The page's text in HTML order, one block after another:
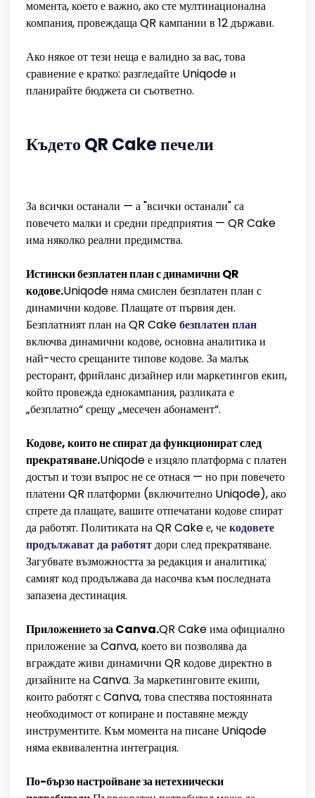
момента, което е важно, ако сте мултинационална
компания, провеждаща QR кампании в 12 държави.
Ако някое от тези неща е валидно за вас, това
сравнение е кратко: разгледайте Uniqode и
планирайте бюджета си съответно.
Където QR Cake печели
За всички останали — а "всички останали" са
повечето малки и средни предприятия — QR Cake
има няколко реални предимства.
Истински безплатен план с динамични QR
кодове.Uniqode няма смислен безплатен план с
динамични кодове. Плащате от първия ден.
Безплатният план на QR Cakeбезплатен план
включва динамични кодове, основна аналитика и
най-често срещаните типове кодове. За малък
ресторант, фрийланс дизайнер или маркетингов екип,
който провежда еднокампания, разликата е
„безплатно“ срещу „месечен абонамент“.
Кодове, които не спират да функционират след
прекратяване.Uniqode е изцяло платформа с платен
достъп и този въпрос не се отнася — но при повечето
платени QR платформи (включително Uniqode), ако
спрете да плащате, вашите отпечатани кодове спират
да работят. Политиката на QR Cake е, чекодовете
продължават да работятдори след прекратяване.
Загубвате възможността за редакция и аналитика;
самият код продължава да насочва към последната
запазена дестинация.
Приложението за Canva.QR Cake има официално
приложение за Canva, което ви позволява да
вграждате живи динамични QR кодове директно в
дизайните на Canva. За маркетинговите екипи,
които работят с Canva, това спестява постоянната
необходимост от копиране и поставяне между
инструментите. Към момента на писане Uniqode
няма еквивалентна интеграция.
По-бързо настройване за нетехнически